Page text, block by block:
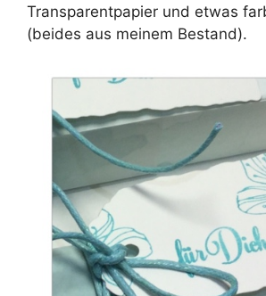
Transparentpapier und etwas
(beides aus meinem Bestand).